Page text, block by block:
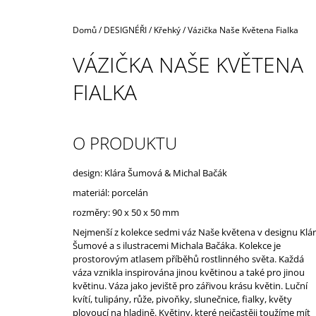
Domů/ DESIGNÉŘI/ Křehký/Vázička Naše Květena Fialka
VÁZIČKA NAŠE KVĚTENA
FIALKA
O PRODUKTU
design: Klára Šumová & Michal Bačák
materiál: porcelán
rozměry:90 x 50 x 50 mm
Nejmenší z kolekce sedmi váz Naše květena v designu
Šumové a s ilustracemi Michala Bačáka. Kolekce je
prostorovým atlasem příběhů rostlinného světa. Každá
váza vznikla inspirována jinou květinou a také pro jinou
květinu. Váza jako jeviště pro zářivou krásu květin. Luční
kvítí, tulipány, růže, pivoňky, slunečnice, fialky, květy
plovoucí na hladině. Květiny, které nejčastěji toužíme mít